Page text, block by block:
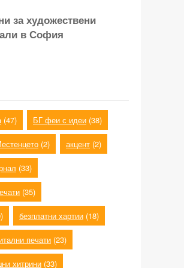
за художествени
в София
(47) БГ феи с идеи (38)
(2) акцент (2)
(33)
(35)
безплатни хартии (18)
печати (23)
хитрини (33)